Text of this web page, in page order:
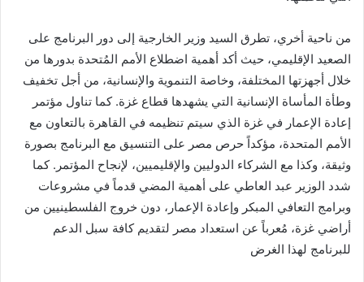
من ناحية أخري، تطرق السيد وزير الخارجية إلى دور البرنامج على
الصعيد الإقليمي، حيث أكد أهمية اضطلاع الأمم المُتحدة بدورها من
خلال أجهزتها المختلفة، وخاصة التنموية والإنسانية، من أجل تخفيف
وطأة المأساة الإنسانية التي يشهدها قطاع غزة. كما تناول مؤتمر
إعادة الإعمار في غزة الذي سيتم تنظيمه في القاهرة بالتعاون مع
الأمم المتحدة، مؤكداً حرص مصر على التنسيق مع البرنامج بصورة
وثيقة، وكذا مع الشركاء الدوليين والإقليميين، لإنجاح المؤتمر. كما
شدد الوزير عبد العاطي على أهمية المضي قدماً في مشروعات
وبرامج التعافي المبكر وإعادة الإعمار، دون خروج الفلسطينيين من
أراضي غزة، مُعرباً عن استعداد مصر لتقديم كافة سبل الدعم
للبرنامج لهذا الغرض